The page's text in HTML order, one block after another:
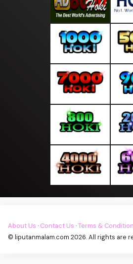
About Us · Contact Us ·Terms &
© liputanmalam.com 2026. All rights are